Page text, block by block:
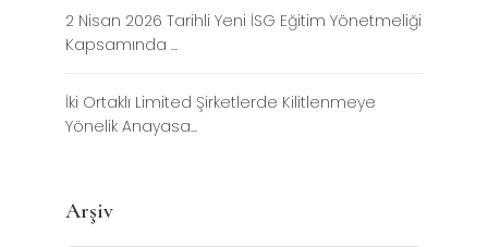
2 Nisan 2026 Tarihli Yeni İSG Eğitim Yönetmeliği
Kapsamında ...
İki Ortaklı Limited Şirketlerde Kilitlenmeye
Yönelik Anayasa...
Arşiv